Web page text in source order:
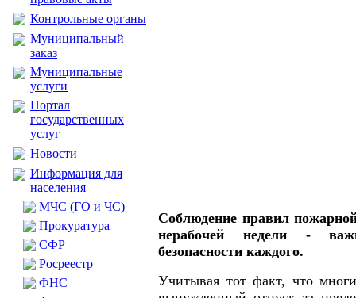
Контрольные органы
Муниципальный
заказ
Муниципальные
услуги
Портал
государственных
услуг
Новости
Информация для
населения
МЧС (ГО и ЧС)
Прокуратура
CФР
Росреестр
ФНС
Соблюдение правил
нерабочей недели -
безопасности каждого.
Учитывая тот факт, что